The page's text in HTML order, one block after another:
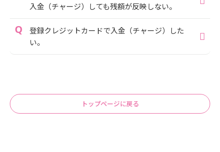
入金（チャージ）しても残額が反映しない。
登録クレジットカードで入金（チャージ）した
い。
トップページに戻る